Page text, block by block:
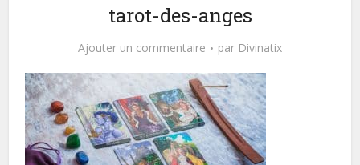
tarot-des-anges
Ajouter un commentaire par Divinatix